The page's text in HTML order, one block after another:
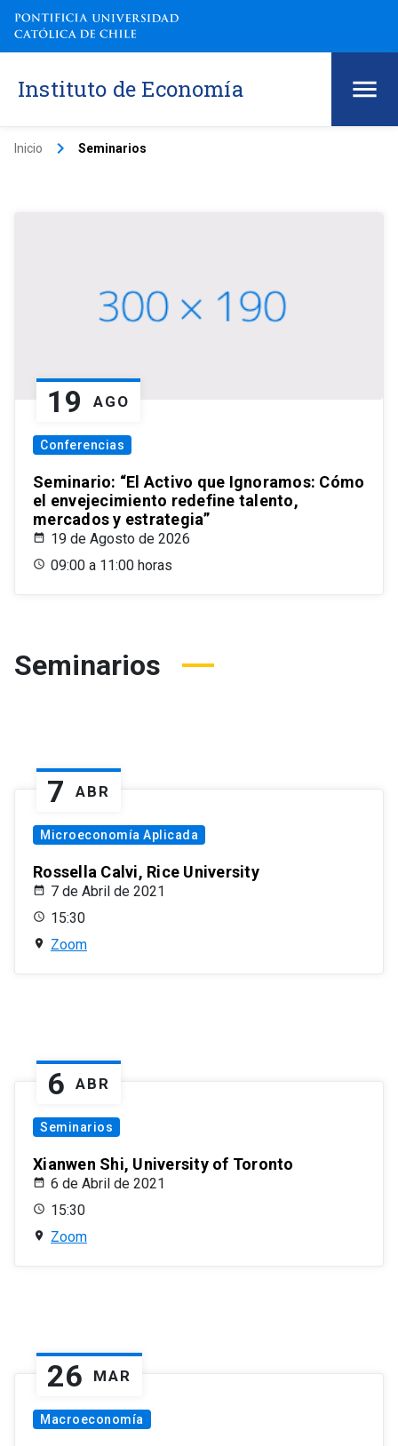
Instituto de Economía
Inicio keyboard_arrow_right Seminarios
19 AGO
Conferencias
Seminario: “El Activo que Ignoramos: Cómo
el envejecimiento redefine talento,
mercados y estrategia”
19 de Agosto de 2026
09:00 a 11:00 horas
Seminarios
7 ABR
Microeconomía Aplicada
Rossella Calvi, Rice University
7 de Abril de 2021
15:30
Zoom
6 ABR
Seminarios
Xianwen Shi, University of Toronto
6 de Abril de 2021
15:30
Zoom
26 MAR
Macroeconomía